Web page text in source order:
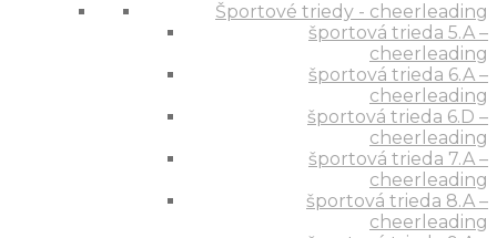
Športové triedy - cheerleading
športová trieda 5.A –
cheerleading
športová trieda 6.A –
cheerleading
športová trieda 6.D –
cheerleading
športová trieda 7.A –
cheerleading
športová trieda 8.A –
cheerleading